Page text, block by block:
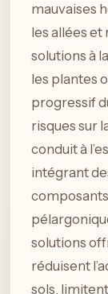
mauvaises
les allées et
solutions à
les plantes
progressif
risques sur
conduit à
intégrant
solutions
réduisent
sols,